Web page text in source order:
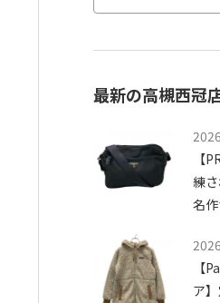
最新の高槻西冠
【
練
名
【
ア